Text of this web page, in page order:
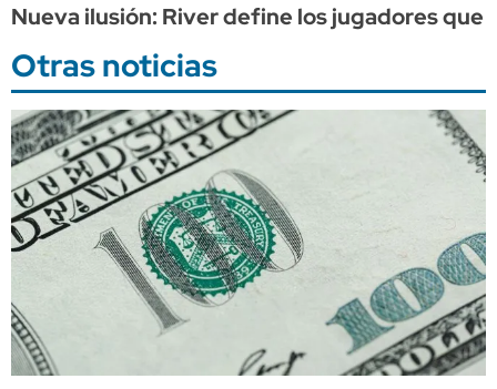
Nueva ilusión: River define los jugadores que
Otras noticias